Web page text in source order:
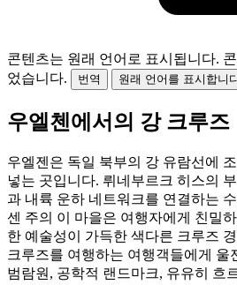
콘텐츠는 원래 언어로 표시됩니다.
었습니다.
번역 원래 언어를 표시합니
우엘첸에서의 강 크루즈
우엘젠은 독일 북부의 강 유람선에
넣는 곳입니다. 뤼네부르크 히스의
과 내륙 운하 네트워크를 연결하는
센 주의 이 마을은 여행자에게 친밀
한 예술성이 가득한 색다른 크루즈
크루즈를 여행하는 여행객들에게 울
범람원, 공학적 랜드마크, 유유히 흐